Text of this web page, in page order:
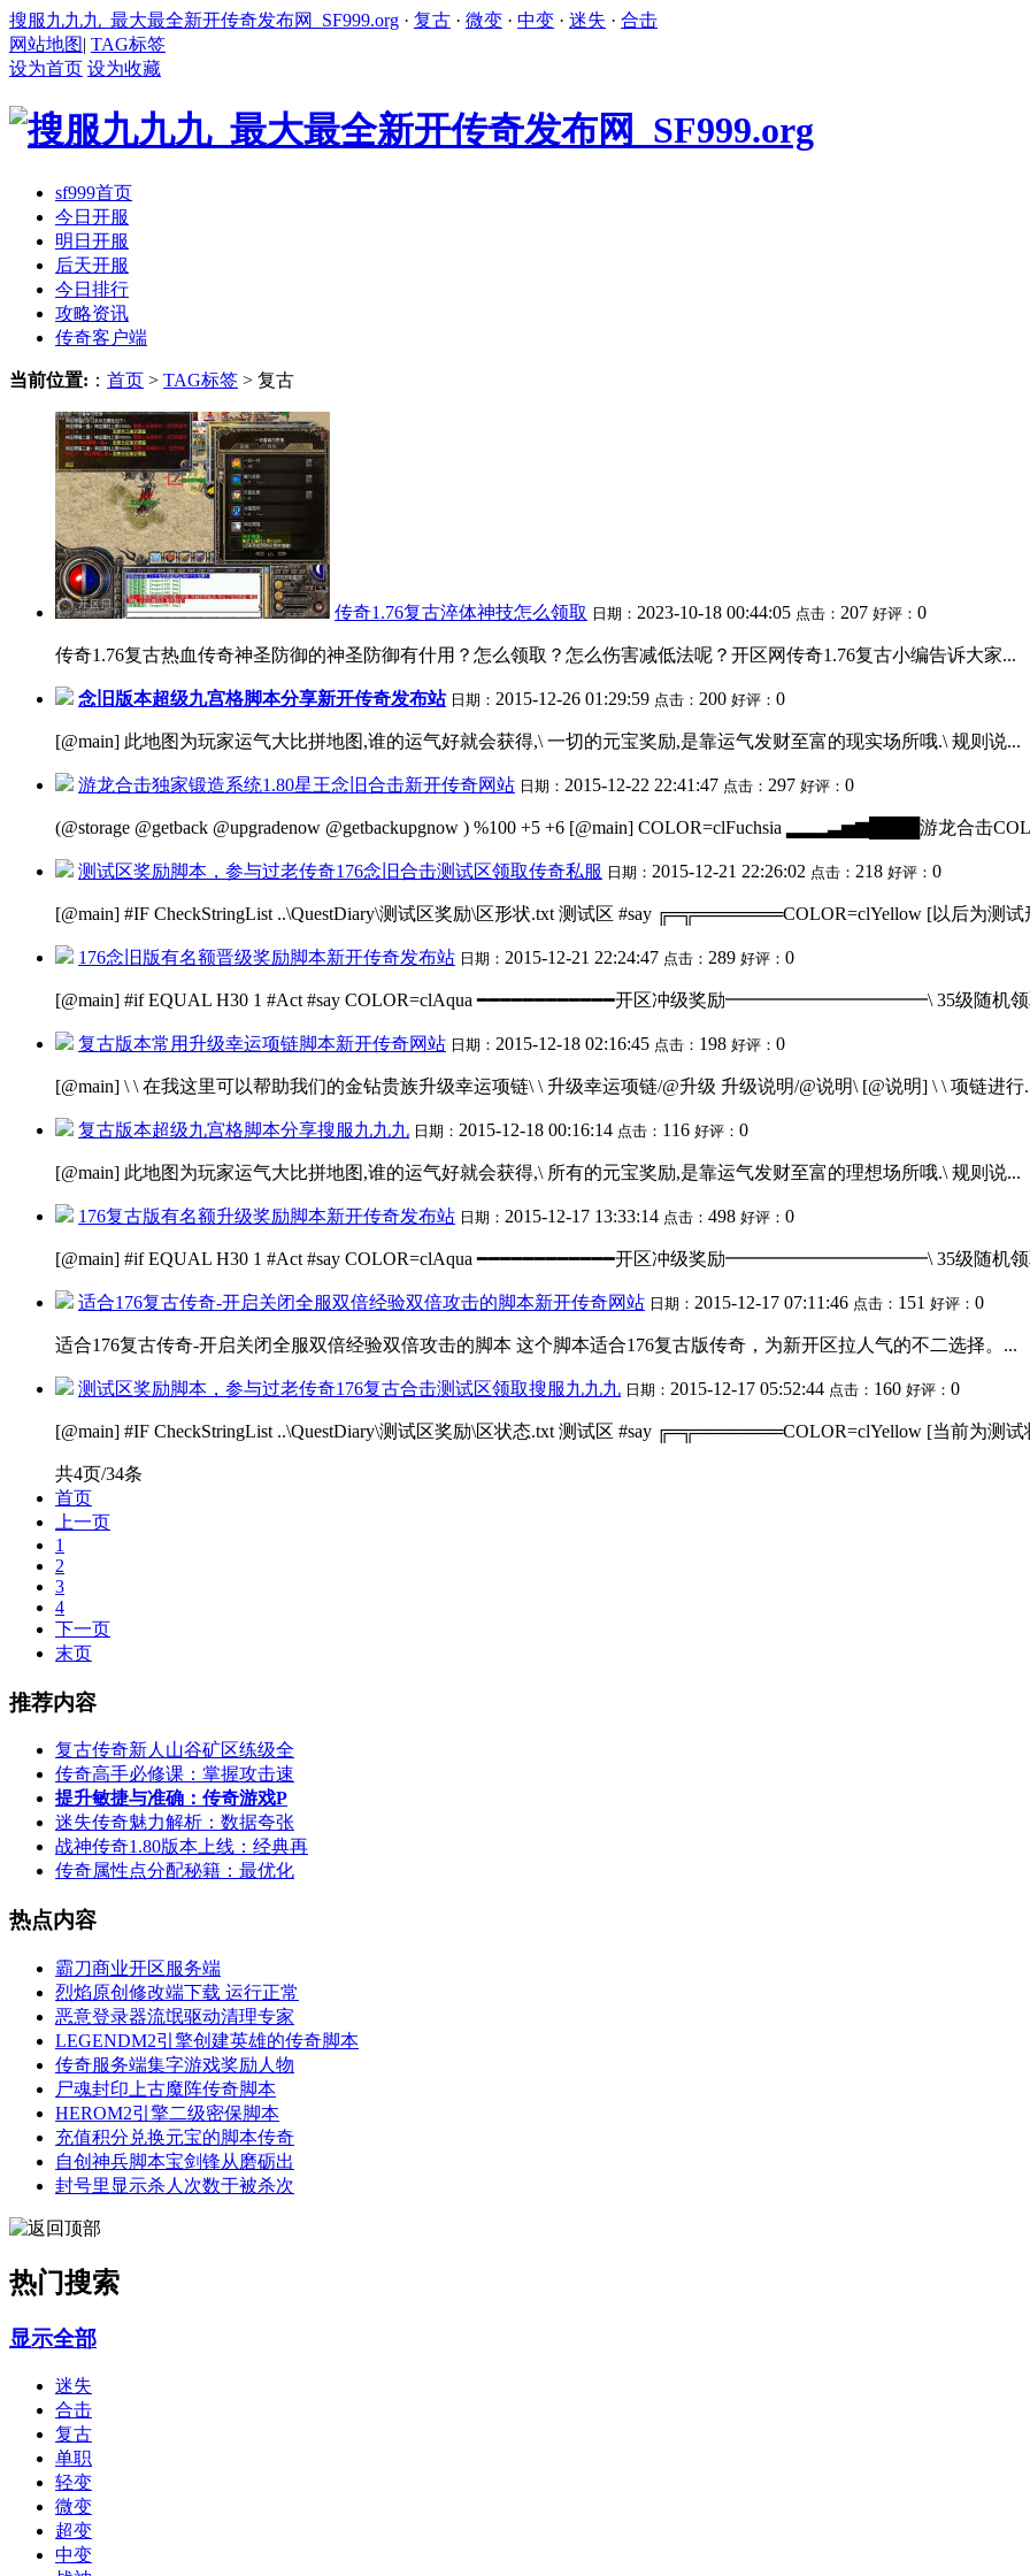
搜服九九九_最大最全新开传奇发布网_SF999.org · 复古 · 微变 · 中变 · 迷失 · 合击
网站地图| TAG标签
设为首页 设为收藏
sf999首页
今日开服
明日开服
后天开服
今日排行
攻略资讯
传奇客户端
当前位置: ： 首页 > TAG标签 > 复古
传奇1.76复古淬体神技怎么领取 日期： 2023-10-18 00:44:05 点击： 207 好评： 0
传奇1.76复古热血传奇神圣防御的神圣防御有什用？怎么领取？怎么伤害减低法呢？开区网传奇1.76复古小编告诉大家...
念旧版本超级九宫格脚本分享新开传奇发布站 日期： 2015-12-26 01:29:59 点击： 200 好评： 0
[@main] 此地图为玩家运气大比拼地图,谁的运气好就会获得,\ 一切的元宝奖励,是靠运气发财至富的现实场所哦.\ 规则说...
游龙合击独家锻造系统1.80星王念旧合击新开传奇网站 日期： 2015-12-22 22:41:47 点击： 297 好评： 0
(@storage @getback @upgradenow @getbackupgnow ) %100 +5 +6 [@main] COLOR=clFuchsia ▂▂▂▃▅▆████游龙合击
测试区奖励脚本，参与过老传奇176念旧合击测试区领取传奇私服 日期： 2015-12-21 22:26:02 点击： 218 好评： 0
[@main] #IF CheckStringList ..\QuestDiary\测试区奖励\区形状.txt 测试区 #say ╔═╦═══════COLOR=clYellow [以后为测试
176念旧版有名额晋级奖励脚本新开传奇发布站 日期： 2015-12-21 22:24:47 点击： 289 好评： 0
[@main] #if EQUAL H30 1 #Act #say COLOR=clAqua ━━━━━━━━━━━━开区冲级奖励━━━━━━━━━━━\ 35级随机领
复古版本常用升级幸运项链脚本新开传奇网站 日期： 2015-12-18 02:16:45 点击： 198 好评： 0
[@main] \ \ 在我这里可以帮助我们的金钻贵族升级幸运项链\ \ 升级幸运项链/@升级 升级说明/@说明\ [@说明] \ \ 项链进行
复古版本超级九宫格脚本分享搜服九九九 日期： 2015-12-18 00:16:14 点击： 116 好评： 0
[@main] 此地图为玩家运气大比拼地图,谁的运气好就会获得,\ 所有的元宝奖励,是靠运气发财至富的理想场所哦.\ 规则说...
176复古版有名额升级奖励脚本新开传奇发布站 日期： 2015-12-17 13:33:14 点击： 498 好评： 0
[@main] #if EQUAL H30 1 #Act #say COLOR=clAqua ━━━━━━━━━━━━开区冲级奖励━━━━━━━━━━━\ 35级随机领
适合176复古传奇-开启关闭全服双倍经验双倍攻击的脚本新开传奇网站 日期： 2015-12-17 07:11:46 点击： 151 好评： 0
适合176复古传奇-开启关闭全服双倍经验双倍攻击的脚本 这个脚本适合176复古版传奇，为新开区拉人气的不二选择。...
测试区奖励脚本，参与过老传奇176复古合击测试区领取搜服九九九 日期： 2015-12-17 05:52:44 点击： 160 好评： 0
[@main] #IF CheckStringList ..\QuestDiary\测试区奖励\区状态.txt 测试区 #say ╔═╦═══════COLOR=clYellow [当前为测试
共4页/34条
首页
上一页
1
2
3
4
下一页
末页
推荐内容
复古传奇新人山谷矿区练级全
传奇高手必修课：掌握攻击速
提升敏捷与准确：传奇游戏P
迷失传奇魅力解析：数据夸张
战神传奇1.80版本上线：经典再
传奇属性点分配秘籍：最优化
热点内容
霸刀商业开区服务端
烈焰原创修改端下载 运行正常
恶意登录器流氓驱动清理专家
LEGENDM2引擎创建英雄的传奇脚本
传奇服务端集字游戏奖励人物
尸魂封印上古魔阵传奇脚本
HEROM2引擎二级密保脚本
充值积分兑换元宝的脚本传奇
自创神兵脚本宝剑锋从磨砺出
封号里显示杀人次数于被杀次
热门搜索
显示全部
迷失
合击
复古
单职
轻变
微变
超变
中变